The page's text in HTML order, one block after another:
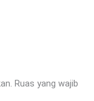
Ruas yang wajib